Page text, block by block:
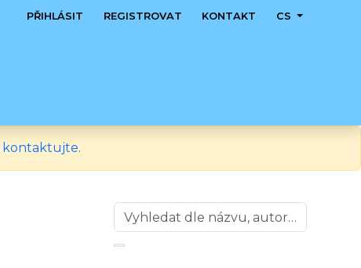
PŘIHLÁSIT REGISTROVAT KONTAKT CS
kontaktujte.